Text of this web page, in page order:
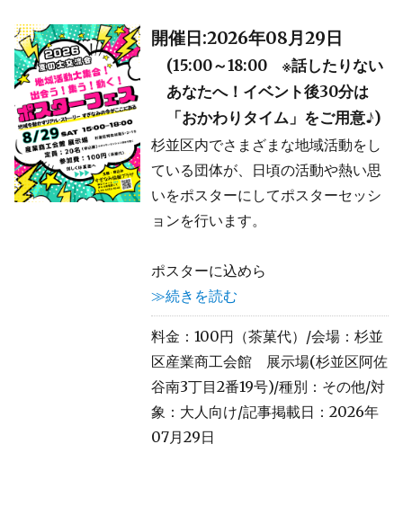
開催日:2026年08月29日
(15:00～18:00 ※話したりない
あなたへ！イベント後30分は
「おかわりタイム」をご用意♪)
杉並区内でさまざまな地域活動をし
ている団体が、日頃の活動や熱い思
いをポスターにしてポスターセッシ
ョンを行います。
ポスターに込めら
≫続きを読む
料金：100円（茶菓代）/会場：杉並
区産業商工会館 展示場(杉並区阿佐
谷南3丁目2番19号)/種別：その他/対
象：大人向け/記事掲載日：2026年
07月29日